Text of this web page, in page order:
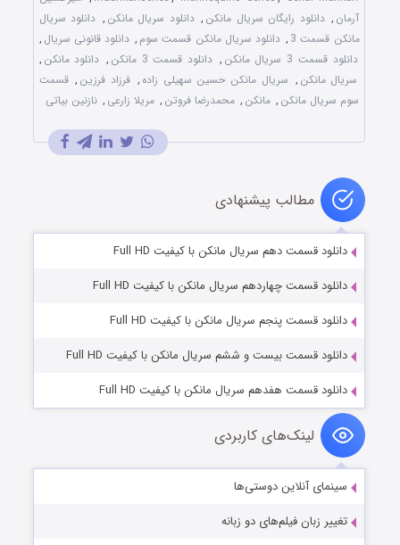
آرمان , دانلود رایگان سریال مانکن , دانلود سریال مانکن , دانلود سریال
مانکن قسمت 3
, دانلود سریال مانکن قسمت سوم , دانلود قانونی سریال ,
دانلود قسمت 3 سریال مانکن
, دانلود قسمت 3 مانکن , دانلود مانکن ,
سریال مانکن , سریال مانکن حسین سهیلی زاده , فرزاد فرزین , قسمت
سوم سریال مانکن , مانکن , محمدرضا فروتن , مریلا زارعی , نازنین بیاتی
مطالب پیشنهادی
دانلود قسمت دهم سریال مانکن با کیفیت Full HD
دانلود قسمت چهاردهم سریال مانکن با کیفیت Full HD
دانلود قسمت پنجم سریال مانکن با کیفیت Full HD
دانلود قسمت بیست و ششم سریال مانکن با کیفیت Full HD
دانلود قسمت هفدهم سریال مانکن با کیفیت Full HD
لینک‌های کاربردی
سینمای آنلاین دوستی‌ها
تغییر زبان فیلم‌های دو زبانه